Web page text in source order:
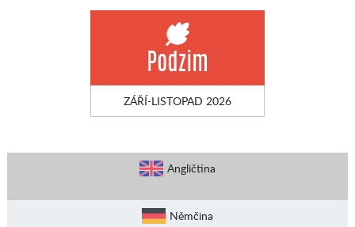
Podzim
ZÁŘÍ-LISTOPAD 2026
Angličtina
Němčina